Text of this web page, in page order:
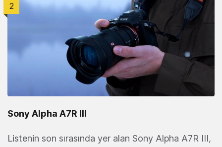
2
Sony Alpha A7R III
Listenin son sırasında yer alan Sony Alpha A7R III,